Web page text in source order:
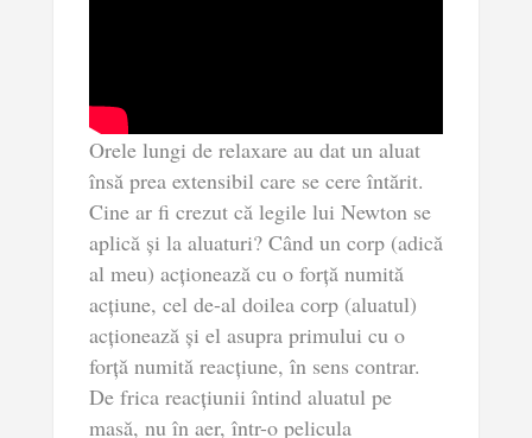
Orele lungi de relaxare au dat un aluat
însă prea extensibil care se cere întărit.
Cine ar fi crezut că legile lui Newton se
aplică și la aluaturi? Când un corp (adică
al meu) acționează cu o forță numită
acțiune, cel de-al doilea corp (aluatul)
acționează și el asupra primului cu o
forță numită reacțiune, în sens contrar.
De frica reacțiunii întind aluatul pe
masă, nu în aer, într-o pelicula